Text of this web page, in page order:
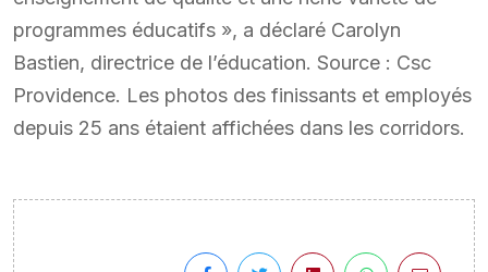
programmes éducatifs », a déclaré Carolyn
Bastien, directrice de l’éducation. Source : Csc
Providence. Les photos des finissants et employés
depuis 25 ans étaient affichées dans les corridors.